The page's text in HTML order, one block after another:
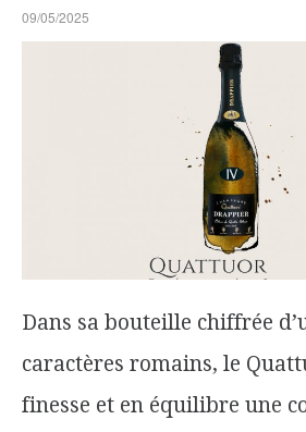
09/05/2025
Dans sa bouteille chiffrée
caractères romains, le
finesse et en équilibre une